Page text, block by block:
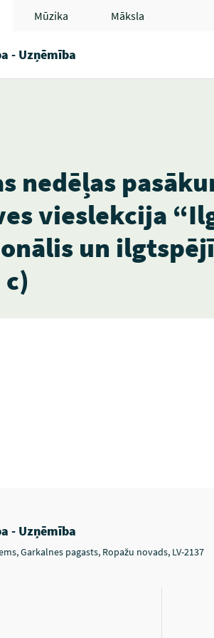
Mūzika Māksla
- Uzņēmība
nedēļas
vieslekcija
un
- Uzņēmība
Garkalnes pagasts, Ropažu novads, LV-2137